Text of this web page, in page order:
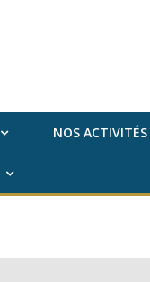
NOS ACTIVITÉS